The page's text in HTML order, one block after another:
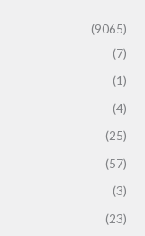
(9065)
(7)
(1)
(4)
(25)
(57)
(3)
(23)